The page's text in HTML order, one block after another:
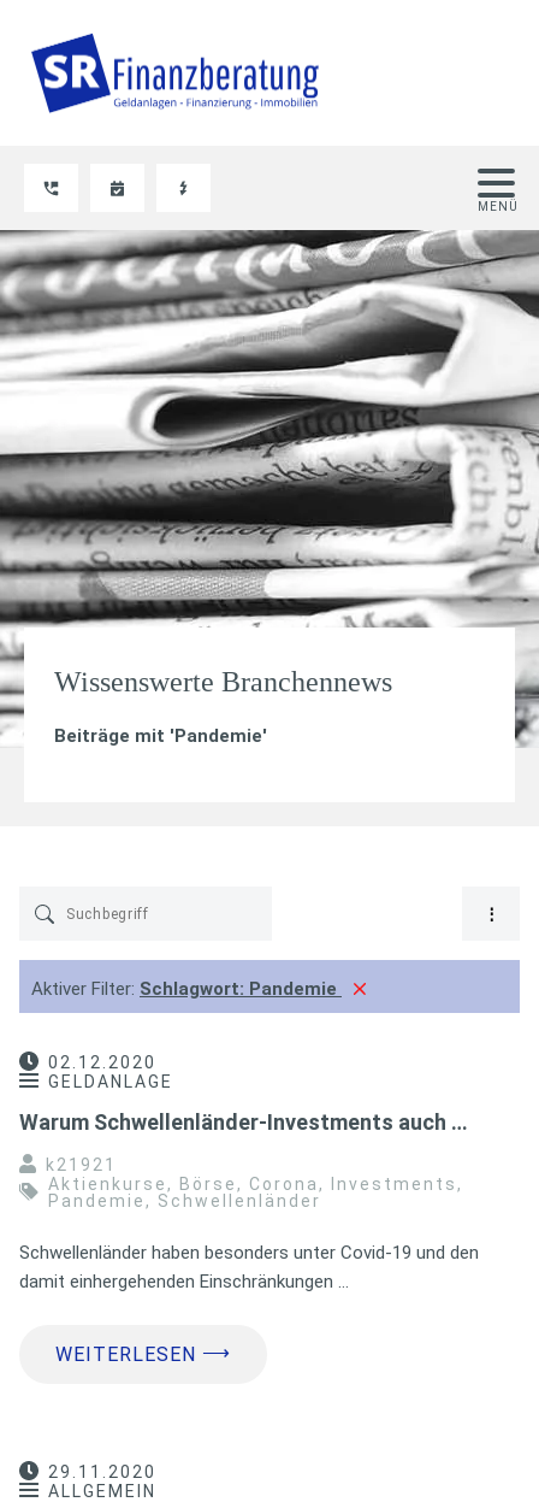
Wissenswerte Branchennews
Beiträge mit 'Pandemie'
Aktiver Filter: Schlagwort: Pandemie
02.12.2020
GELDANLAGE
Warum Schwellenländer-Investments auch …
k21921
Aktienkurse , Börse , Corona , Investments ,
Pandemie , Schwellenländer
Schwellenländer haben besonders unter Covid-19 und den
damit einhergehenden Einschränkungen …
WEITERLESEN ⟶
29.11.2020
ALLGEMEIN